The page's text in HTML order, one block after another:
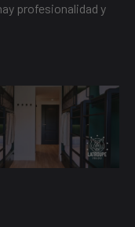
profesionalidad y